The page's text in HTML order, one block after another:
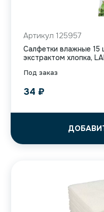
Под заказ
Артикул 125957
Салфетки влажные
экстрактом хлопка,
34 ₽